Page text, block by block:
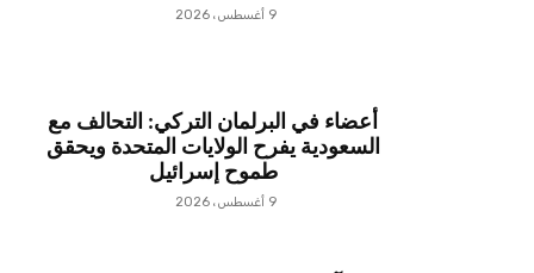
9 أغسطس، 2026
أعضاء في البرلمان التركي: التحالف مع
السعودية يفرح الولايات المتحدة ويحقق
طموح إسرائيل
9 أغسطس، 2026